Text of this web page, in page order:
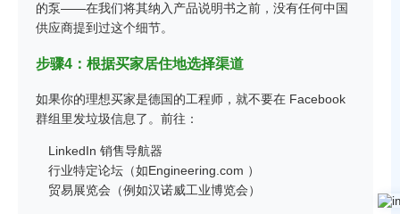
的泵——在我们将其纳入产品说明书之前，没有任何中国
供应商提到过这个细节。
步骤4：根据买家居住地选择渠道
如果你的理想买家是德国的工程师，就不要在 Facebook
群组里发垃圾信息了。前往：
LinkedIn 销售导航器
行业特定论坛（如Engineering.com ）
贸易展览会（例如汉诺威工业博览会）